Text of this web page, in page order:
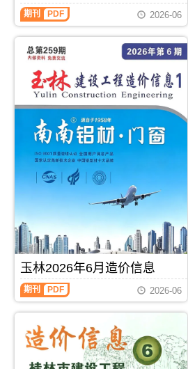
百
色
信
信
息)，
百
色
市
建
设
工
程
价
信
期刊 PDF 2026-06
玉林2026年6月造价信息
玉
林
月
期刊 PDF 2026-06